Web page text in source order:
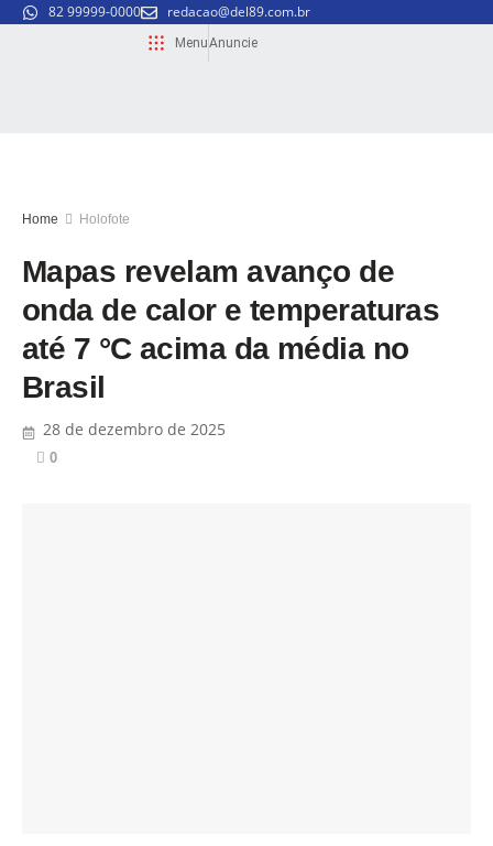
82 99999-0000 redacao@del89.com.br
MenuAnuncie
Home Holofote
Mapas revelam avanço de
onda de calor e temperaturas
até 7 °C acima da média no
Brasil
28 de dezembro de 2025
0